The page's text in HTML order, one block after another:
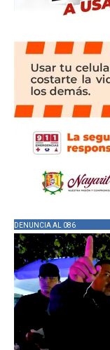
DENUNCIA AL 086